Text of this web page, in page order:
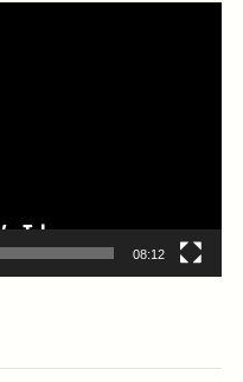
08:12